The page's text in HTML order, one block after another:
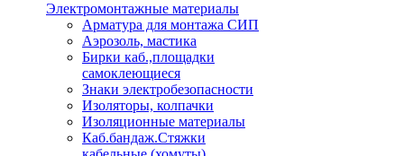
Электромонтажные материалы
Арматура для монтажа СИП
Аэрозоль, мастика
Бирки каб.,площадки
самоклеющиеся
Знаки электробезопасности
Изоляторы, колпачки
Изоляционные материалы
Каб.бандаж.Стяжки